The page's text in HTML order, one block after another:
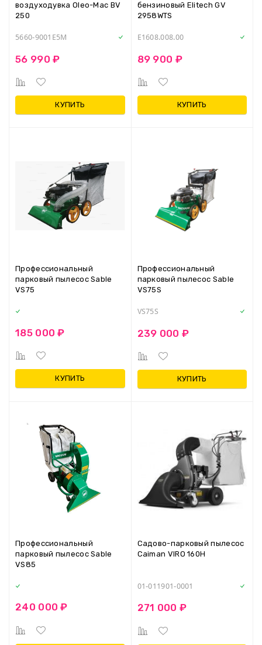
воздуходувка Oleo-Mac BV
250
5660-9001E5M
56 990 ₽
КУПИТЬ
бензиновый Elitech GV
2958WTS
E1608.008.00
89 900 ₽
КУПИТЬ
Профессиональный
парковый пылесос Sable
VS75
185 000 ₽
КУПИТЬ
Профессиональный
парковый пылесос Sable
VS75S
VS75S
239 000 ₽
КУПИТЬ
Профессиональный
парковый пылесос Sable
VS85
240 000 ₽
Садово-парковый пылесос
Caiman VIRO 160H
01-011901-0001
271 000 ₽